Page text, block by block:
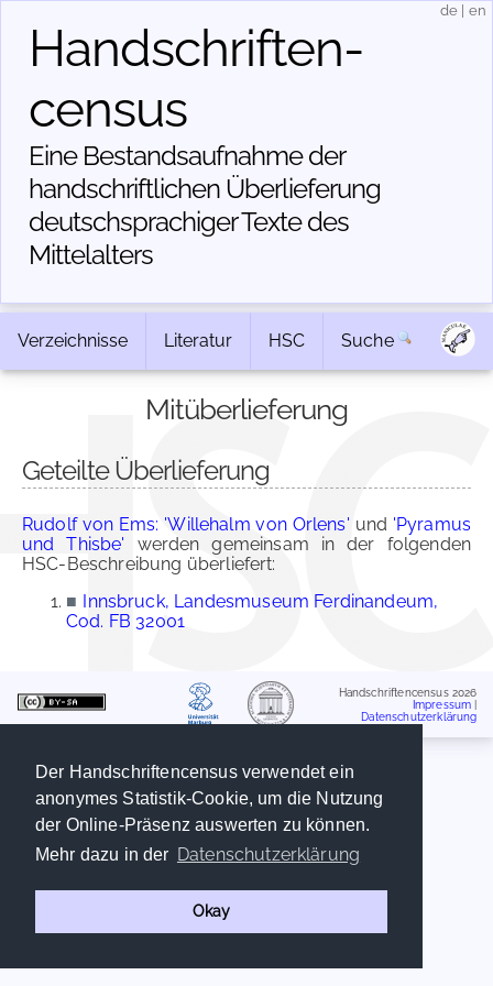
Der Handschriftencensus verwendet ein
anonymes Statistik-Cookie, um die Nutzung
der Online-Präsenz auswerten zu können.
Mehr dazu in der Datenschutzerklärung
Okay
Handschriften­
census
Eine Bestandsaufnahme der
handschriftlichen Über­lieferung
deutschsprachiger Texte des
Mittelalters
de en
Verzeichnisse Literatur HSC Suche
Mitüberlieferung
Geteilte Überlieferung
Rudolf von Ems: 'Willehalm von Orlens' und 'Pyramus
und Thisbe' werden gemeinsam in der folgenden
HSC-Beschreibung überliefert:
■ Innsbruck, Landesmuseum Ferdinandeum,
Cod. FB 32001
Handschriftencensus 2026
Impressum
Datenschutzerklärung